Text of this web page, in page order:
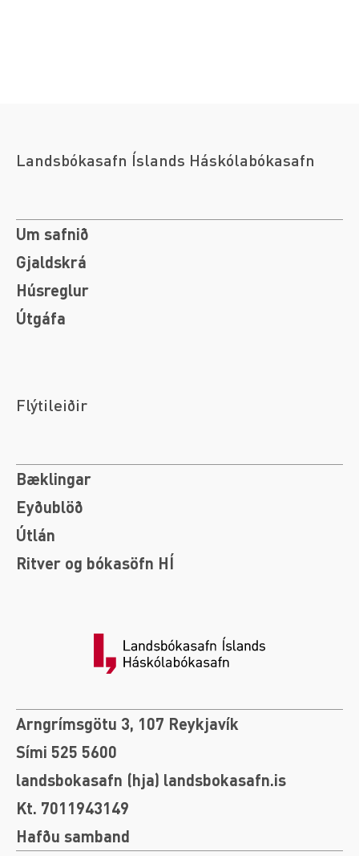
Landsbókasafn Íslands Háskólabókasafn
Um safnið
Gjaldskrá
Húsreglur
Útgáfa
Flýtileiðir
Bæklingar
Eyðublöð
Útlán
Ritver og bókasöfn HÍ
Arngrímsgötu 3, 107 Reykjavík
Sími 525 5600
landsbokasafn (hja) landsbokasafn.is
Kt. 7011943149
Hafðu samband